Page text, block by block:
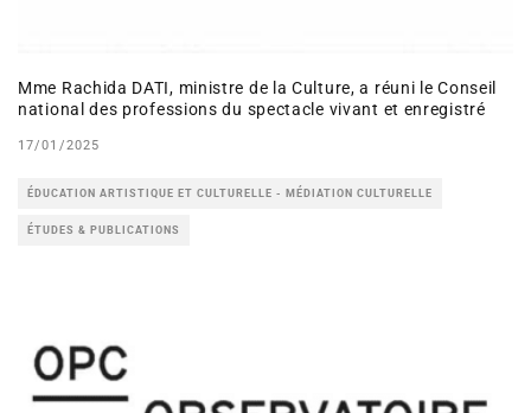
Mme Rachida DATI, ministre de la Culture, a réuni le Conseil
national des professions du spectacle vivant et enregistré
17/01/2025
ÉDUCATION ARTISTIQUE ET CULTURELLE - MÉDIATION CULTURELLE
ÉTUDES & PUBLICATIONS